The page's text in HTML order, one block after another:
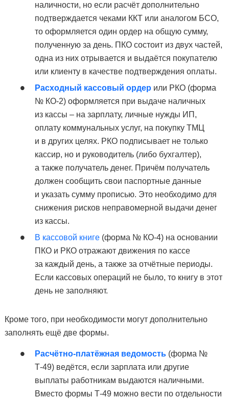
наличности, но если расчёт дополнительно
подтверждается чеками ККТ или аналогом БСО,
то оформляется один ордер на общую сумму,
полученную за день. ПКО состоит из двух частей,
одна из них отрывается и выдаётся покупателю
или клиенту в качестве подтверждения оплаты.
Расходный кассовый ордер или РКО (форма
№ КО-2) оформляется при выдаче наличных
из кассы – на зарплату, личные нужды ИП,
оплату коммунальных услуг, на покупку ТМЦ
и в других целях. РКО подписывает не только
кассир, но и руководитель (либо бухгалтер),
а также получатель денег. Причём получатель
должен сообщить свои паспортные данные
и указать сумму прописью. Это необходимо для
снижения рисков неправомерной выдачи денег
из кассы.
В кассовой книге(форма № КО-4) на основании
ПКО и РКО отражают движения по кассе
за каждый день, а также за отчётные периоды.
Если кассовых операций не было, то книгу в этот
день не заполняют.
Кроме того, при необходимости могут дополнительно
заполнять ещё две формы.
Расчётно-платёжная ведомость(форма №
Т-49) ведётся, если зарплата или другие
выплаты работникам выдаются наличными.
Вместо формы Т-49 можно вести по отдельности